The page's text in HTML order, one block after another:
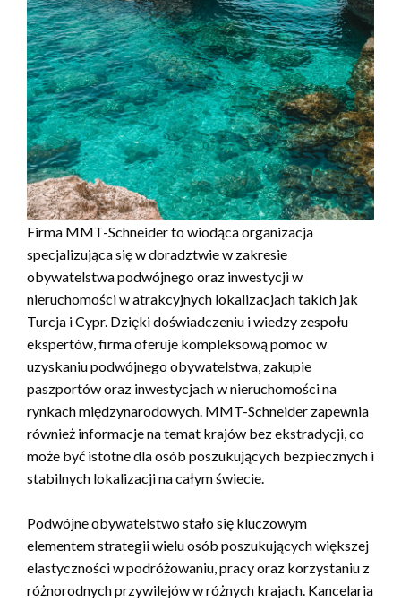
Firma MMT-Schneider to wiodąca organizacja
specjalizująca się w doradztwie w zakresie
obywatelstwa podwójnego oraz inwestycji w
nieruchomości w atrakcyjnych lokalizacjach takich jak
Turcja i Cypr. Dzięki doświadczeniu i wiedzy zespołu
ekspertów, firma oferuje kompleksową pomoc w
uzyskaniu podwójnego obywatelstwa, zakupie
paszportów oraz inwestycjach w nieruchomości na
rynkach międzynarodowych. MMT-Schneider zapewnia
również informacje na temat krajów bez ekstradycji, co
może być istotne dla osób poszukujących bezpiecznych i
stabilnych lokalizacji na całym świecie.
Podwójne obywatelstwo stało się kluczowym
elementem strategii wielu osób poszukujących większej
elastyczności w podróżowaniu, pracy oraz korzystaniu z
różnorodnych przywilejów w różnych krajach. Kancelaria